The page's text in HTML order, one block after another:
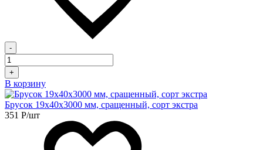
-
+
В корзину
Брусок 19х40х3000 мм, сращенный, сорт экстра
351 Р/шт